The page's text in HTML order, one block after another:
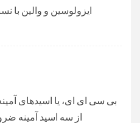
بی سی ای ای، یا اسیدهای
از سه اسید آمینه